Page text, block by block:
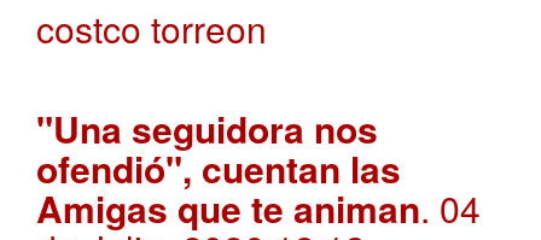
costco torreon
"Una seguidora nos
ofendió", cuentan las
Amigas que te animan. 04